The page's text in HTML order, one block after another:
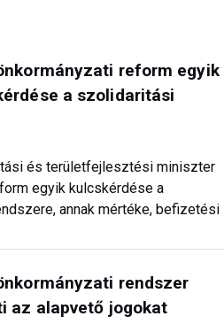
reform egyik
a szolidaritási
és területfejlesztési miniszter
egyik kulcskérdése a
annak mértéke, befizetési
rendszer
az alapvető jogokat